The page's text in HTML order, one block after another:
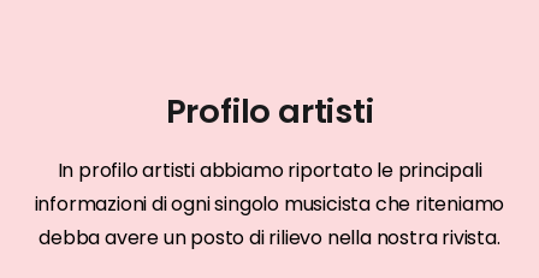
Profilo artisti
In profilo artisti abbiamo riportato le principali
informazioni di ogni singolo musicista che riteniamo
debba avere un posto di rilievo nella nostra rivista.